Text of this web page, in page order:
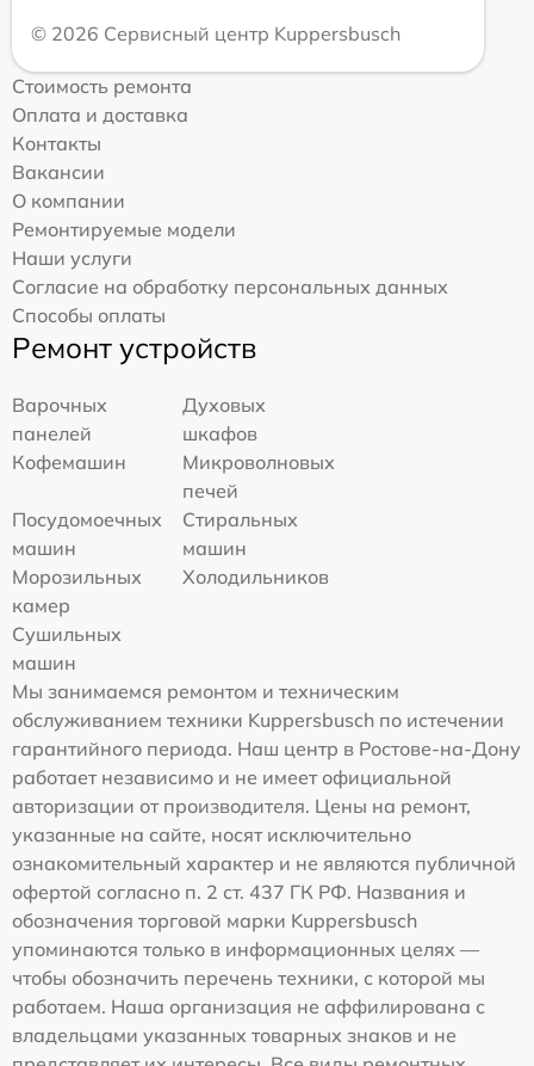
© 2026 Сервисный центр Kuppersbusch
Стоимость ремонта
Оплата и доставка
Контакты
Вакансии
О компании
Ремонтируемые модели
Наши услуги
Согласие на обработку персональных данных
Способы оплаты
Ремонт устройств
Варочных
панелей
Духовых
шкафов
Кофемашин
Микроволновых
печей
Посудомоечных
машин
Стиральных
машин
Морозильных
камер
Холодильников
Сушильных
машин
Мы занимаемся ремонтом и техническим
обслуживанием техники Kuppersbusch по истечении
гарантийного периода. Наш центр в Ростове-на-Дону
работает независимо и не имеет официальной
авторизации от производителя. Цены на ремонт,
указанные на сайте, носят исключительно
ознакомительный характер и не являются публичной
офертой согласно п. 2 ст. 437 ГК РФ. Названия и
обозначения торговой марки Kuppersbusch
упоминаются только в информационных целях —
чтобы обозначить перечень техники, с которой мы
работаем. Наша организация не аффилирована с
владельцами указанных товарных знаков и не